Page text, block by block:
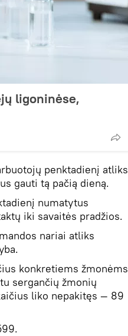
ligoninėse,
penktadienį atliks
gauti tą pačią dieną.
numatytus
iki savaitės pradžios.
nariai atliks
konkretiems žmonėms
sergančių žmonių
liko nepakitęs — 89